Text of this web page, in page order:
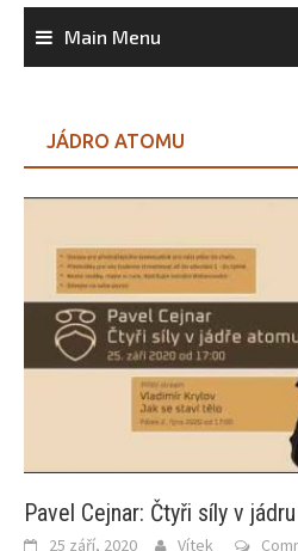
Main Menu
JÁDRO ATOMU
Pavel Cejnar: Čtyři síly v
25 září, 2020 Vítek